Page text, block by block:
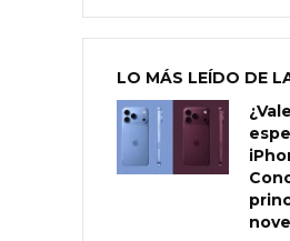
LO MÁS LEÍDO DE